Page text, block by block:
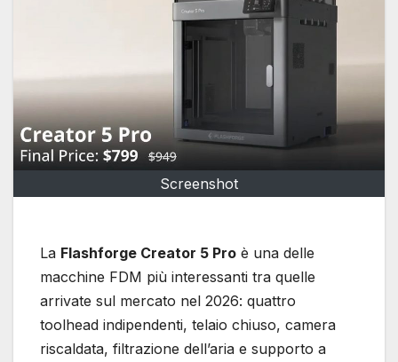
Screenshot
La Flashforge Creator 5 Pro è una delle
macchine FDM più interessanti tra quelle
arrivate sul mercato nel 2026: quattro
toolhead indipendenti, telaio chiuso, camera
riscaldata, filtrazione dell’aria e supporto a